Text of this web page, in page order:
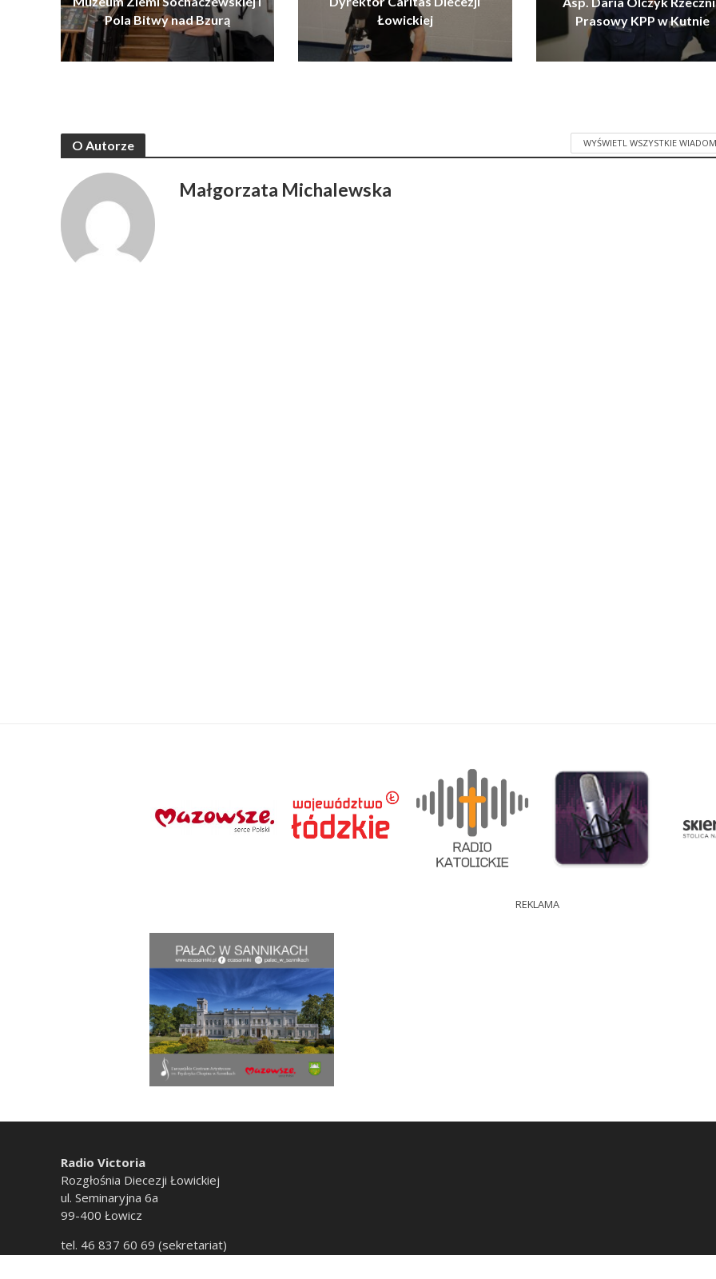
Pola Bitwy nad Bzurą
Łowickiej
Prasowy KPP w Kutnie
O Autorze WYŚWIETL WSZYSTKIE
Małgorzata Michalewska
REKLAMA
Radio Victoria
Rozgłośnia Diecezji Łowickiej
ul. Seminaryjna 6a
99-400 Łowicz
tel. 46 837 60 69 (sekretariat)